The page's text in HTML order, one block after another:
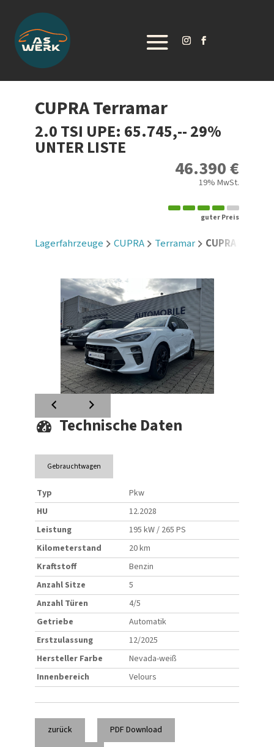
CUPRATerramar
2.0 TSI UPE: 65.745,-- 29%
UNTER LISTE
46.390 €
19% MwSt.
guter Preis
Lagerfahrzeuge CUPRA Terramar CUPRA
Technische Daten
Gebrauchtwagen
Typ
Pkw
HU
12.2028
Leistung
195 kW / 265 PS
Kilometerstand
20 km
Kraftstoff
Benzin
Anzahl Sitze
5
Anzahl Türen
4/5
Getriebe
Automatik
Erstzulassung
12/2025
Hersteller Farbe
Nevada-weiß
Innenbereich
Velours
zurück
PDF Download